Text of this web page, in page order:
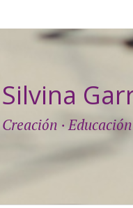
Silvina
Creación ·